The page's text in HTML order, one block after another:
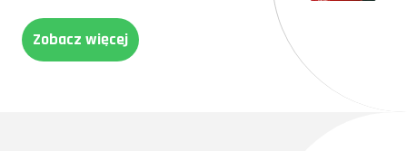
Zobacz więcej